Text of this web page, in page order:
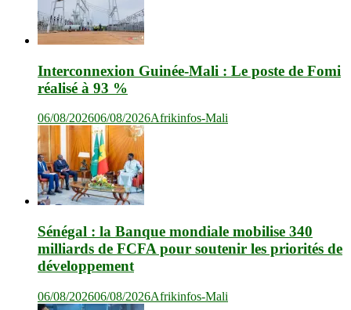
Interconnexion Guinée-Mali : Le poste de Fomi
réalisé à 93 %
06/08/202606/08/2026Afrikinfos-Mali
Sénégal : la Banque mondiale mobilise 340
milliards de FCFA pour soutenir les priorités de
développement
06/08/202606/08/2026Afrikinfos-Mali